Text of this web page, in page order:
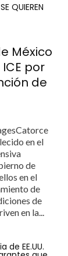
QUIEREN
México
por
de
en el
de
en el
de
de
en la...
de EE.UU.